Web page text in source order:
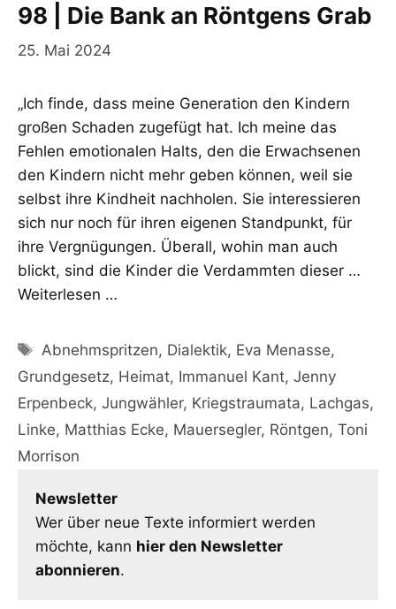
98 | Die Bank an Röntgens Grab
25. Mai 2024
„Ich finde, dass meine Generation den Kindern
großen Schaden zugefügt hat. Ich meine das
Fehlen emotionalen Halts, den die Erwachsenen
den Kindern nicht mehr geben können, weil sie
selbst ihre Kindheit nachholen. Sie interessieren
sich nur noch für ihren eigenen Standpunkt, für
ihre Vergnügungen. Überall, wohin man auch
blickt, sind die Kinder die Verdammten dieser …
Weiterlesen …
Schlagwörter
Abnehmspritzen, Dialektik, Eva Menasse,
Grundgesetz, Heimat, Immanuel Kant, Jenny
Erpenbeck, Jungwähler, Kriegstraumata, Lachgas,
Linke, Matthias Ecke, Mauersegler, Röntgen, Toni
Morrison
Newsletter
Wer über neue Texte informiert werden
möchte, kann hier den Newsletter
abonnieren.